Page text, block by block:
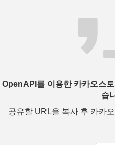
OpenAPI를 이용한 카카오스
습
공유할 URL을 복사 후 카카